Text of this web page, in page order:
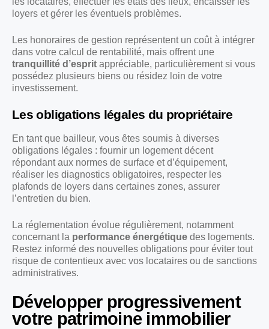
loyers et gérer les éventuels problèmes.
Les honoraires de gestion représentent un coût à intégrer
dans votre calcul de rentabilité, mais offrent une
tranquillité d’esprit appréciable, particulièrement si vous
possédez plusieurs biens ou résidez loin de votre
investissement.
Les obligations légales du propriétaire
En tant que bailleur, vous êtes soumis à diverses
obligations légales : fournir un logement décent
répondant aux normes de surface et d’équipement,
réaliser les diagnostics obligatoires, respecter les
plafonds de loyers dans certaines zones, assurer
l’entretien du bien.
La réglementation évolue régulièrement, notamment
concernant la performance énergétique des logements.
Restez informé des nouvelles obligations pour éviter tout
risque de contentieux avec vos locataires ou de sanctions
administratives.
Développer progressivement
votre patrimoine immobilier